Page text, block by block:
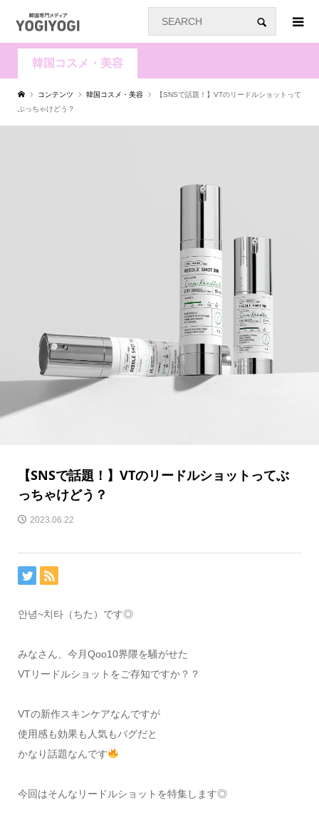
韓国コスメ・美容
コンテンツ 韓国コスメ・美容
【SNSで話題！】VTのリードルショットって
ぶっちゃけどう？
【SNSで話題！】VTのリードルショットってぶ
っちゃけどう？
2023.06.22
안녕~치타（ちた）です◎
みなさん、今月Qoo10界隈を騒がせた
VTリードルショットをご存知ですか？？
VTの新作スキンケアなんですが
使用感も効果も人気もバグだと
かなり話題なんです
今回はそんなリードルショットを特集します◎